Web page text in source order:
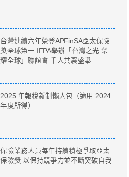
台灣連續六年榮登APFinSA亞太保險
獎全球第一 IFPA舉辦「台灣之光 榮
耀全球」聯誼會 千人共襄盛舉
2025 年報稅新制懶人包（適用 2024
年度所得）
保險業務人員每年持續積極爭取亞太
保險獎 以保持競爭力並不斷突破自我